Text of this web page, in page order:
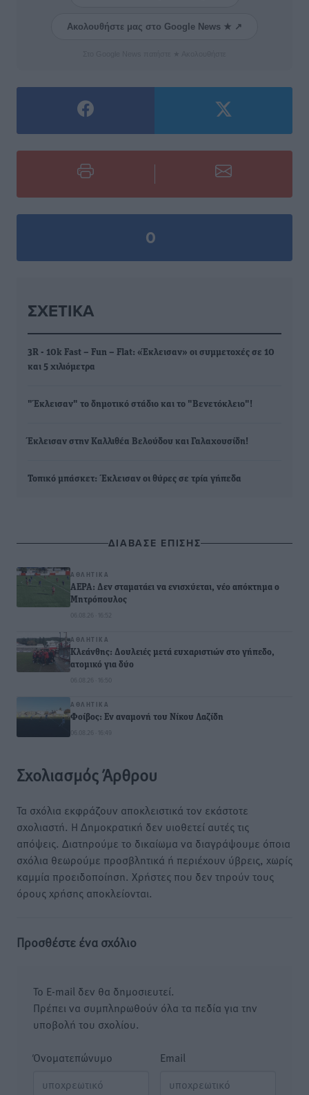
Ακολουθήστε μας στο Google News ★ ↗
0
ΣΧΕΤΙΚΆ
3R - 10k Fast – Fun – Flat: «Έκλεισαν» οι συμμετοχές σε 10
και 5 χιλιόμετρα
"Έκλεισαν" το δημοτικό στάδιο και το "Βενετόκλειο"!
Έκλεισαν στην Καλλιθέα Βελούδου και Γαλαχουσίδη!
Τοπικό μπάσκετ: Έκλεισαν οι θύρες σε τρία γήπεδα
ΔΙΑΒΑΣΕ ΕΠΙΣΗΣ
ΑΘΛΗΤΙΚΆ
ΑΕΡΑ: Δεν σταματάει να ενισχύεται, νέο απόκτημα ο
Μητρόπουλος
06.08.26 · 16:52
ΑΘΛΗΤΙΚΆ
Κλεάνθης: Δουλειές μετά ευχαριστιών στο γήπεδο,
ατομικό για δύο
06.08.26 · 16:50
ΑΘΛΗΤΙΚΆ
Φοίβος: Εν αναμονή του Νίκου Λαζίδη
06.08.26 · 16:49
Σχολιασμός Άρθρου
Τα σχόλια εκφράζουν αποκλειστικά τον εκάστοτε
σχολιαστή. Η Δημοκρατική δεν υιοθετεί αυτές τις
απόψεις. Διατηρούμε το δικαίωμα να διαγράψουμε όποια
σχόλια θεωρούμε προσβλητικά ή περιέχουν ύβρεις, χωρίς
καμμία προειδοποίηση. Χρήστες που δεν τηρούν τους
όρους χρήσης αποκλείονται.
Προσθέστε ένα σχόλιο
Το E-mail δεν θα δημοσιευτεί.
Πρέπει να συμπληρωθούν όλα τα πεδία για την
υποβολή του σχολίου.
Όνοματεπώνυμο Email